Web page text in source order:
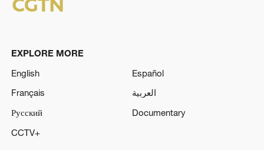
EXPLORE MORE
English
Español
Français
العربية
Русский
Documentary
CCTV+